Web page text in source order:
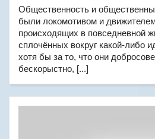
Общественность и
были локомотивом и
происходящих в повседневной
сплочённых вокруг какой-либо
хотя бы за то, что они
бескорыстно, [...]